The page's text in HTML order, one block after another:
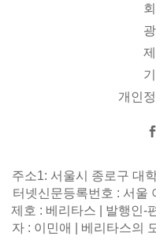
개인
주소1: 서울시 종로구 대
터넷신문등록번호 : 서울
제호 : 베리타스 | 발행인-
자 : 이민애 | 베리타스의